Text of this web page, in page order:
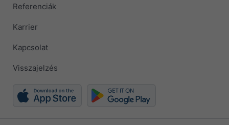
Referenciák
Karrier
Kapcsolat
Visszajelzés